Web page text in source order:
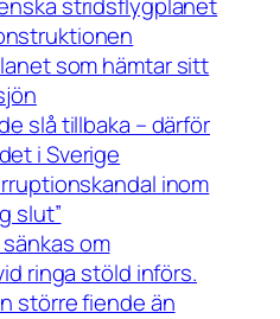
som hämtar sitt
slå tillbaka – därför
i Sverige
inom
slut”
om
ringa stöld införs.
större fiende än